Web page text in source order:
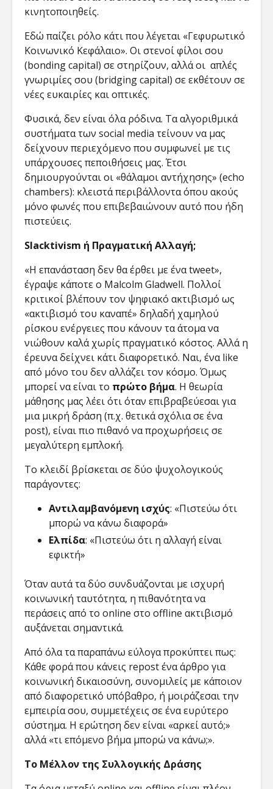
κινητοποιηθείς.
Εδώ παίζει ρόλο κάτι που λέγεται «Γεφυρωτικό
Κοινωνικό Κεφάλαιο». Οι στενοί φίλοι σου
(bonding capital) σε στηρίζουν, αλλά οι απλές
γνωριμίες σου (bridging capital) σε εκθέτουν σε
νέες ευκαιρίες και οπτικές.
Φυσικά, δεν είναι όλα ρόδινα. Τα αλγοριθμικά
συστήματα των social media τείνουν να μας
δείχνουν περιεχόμενο που συμφωνεί με τις
υπάρχουσες πεποιθήσεις μας. Έτσι
δημιουργούνται οι «θάλαμοι αντήχησης» (echo
chambers): κλειστά περιβάλλοντα όπου ακούς
μόνο φωνές που επιβεβαιώνουν αυτό που ήδη
πιστεύεις.
Slacktivism ή Πραγματική Αλλαγή;
«Η επανάσταση δεν θα έρθει με ένα tweet»,
έγραψε κάποτε ο Malcolm Gladwell. Πολλοί
κριτικοί βλέπουν τον ψηφιακό ακτιβισμό ως
«ακτιβισμό του καναπέ» δηλαδή χαμηλού
ρίσκου ενέργειες που κάνουν τα άτομα να
νιώθουν καλά χωρίς πραγματικό κόστος. Αλλά η
έρευνα δείχνει κάτι διαφορετικό. Ναι, ένα like
από μόνο του δεν αλλάζει τον κόσμο. Όμως
μπορεί να είναι το πρώτο βήμα. Η θεωρία
μάθησης μας λέει ότι όταν επιβραβεύεσαι για
μια μικρή δράση (π.χ. θετικά σχόλια σε ένα
post), είναι πιο πιθανό να προχωρήσεις σε
μεγαλύτερη εμπλοκή.
Το κλειδί βρίσκεται σε δύο ψυχολογικούς
παράγοντες:
Αντιλαμβανόμενη ισχύς: «Πιστεύω ότι
μπορώ να κάνω διαφορά»
Ελπίδα: «Πιστεύω ότι η αλλαγή είναι
εφικτή»
Όταν αυτά τα δύο συνδυάζονται με ισχυρή
κοινωνική ταυτότητα, η πιθανότητα να
περάσεις από το online στο offline ακτιβισμό
αυξάνεται σημαντικά.
Από όλα τα παραπάνω εύλογα προκύπτει πως:
Κάθε φορά που κάνεις repost ένα άρθρο για
κοινωνική δικαιοσύνη, συνομιλείς με κάποιον
από διαφορετικό υπόβαθρο, ή μοιράζεσαι την
εμπειρία σου, συμμετέχεις σε ένα ευρύτερο
σύστημα. Η ερώτηση δεν είναι «αρκεί αυτό;»
αλλά «τι επόμενο βήμα μπορώ να κάνω;».
Το Μέλλον της Συλλογικής Δράσης